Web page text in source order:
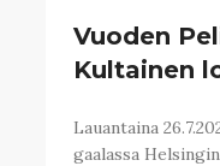
Vuoden
Kultainen
Lauantaina
gaalassa